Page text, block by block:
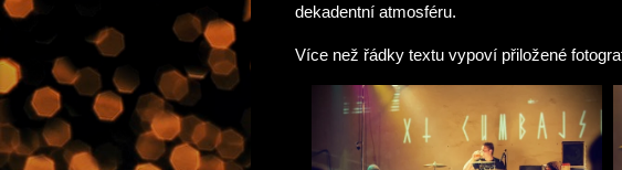
dekadentní atmosféru.
Více než řádky textu vypoví přiložené